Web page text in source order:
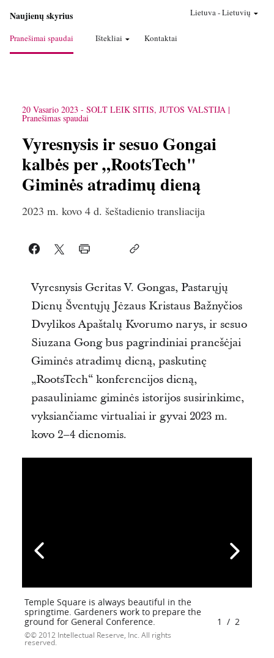
Naujienų skyrius
Pranešimai spaudai Ištekliai Kontaktai
Lietuva-Lietuvių
20 Vasario 2023 - SOLT LEIK SITIS, JUTOS VALSTIJA
Pranešimas spaudai
Vyresnysis ir sesuo Gongai
kalbės per „RootsTech"
Giminės atradimų dieną
2023 m. kovo 4 d. šeštadienio transliacija
Vyresnysis Geritas V. Gongas, Pastarųjų
Dienų Šventųjų Jėzaus Kristaus Bažnyčios
Dvylikos Apaštalų Kvorumo narys, ir sesuo
Siuzana Gong bus pagrindiniai pranešėjai
Giminės atradimų dieną, paskutinę
„RootsTech“ konferencijos dieną,
pasauliniame giminės istorijos susirinkime,
vyksiančiame virtualiai ir gyvai 2023 m.
kovo 2–4 dienomis.
Temple Square is always beautiful in the
springtime. Gardeners work to prepare the
ground for General Conference.
© 2012 Intellectual Reserve, Inc. All rights
reserved.
1 / 2